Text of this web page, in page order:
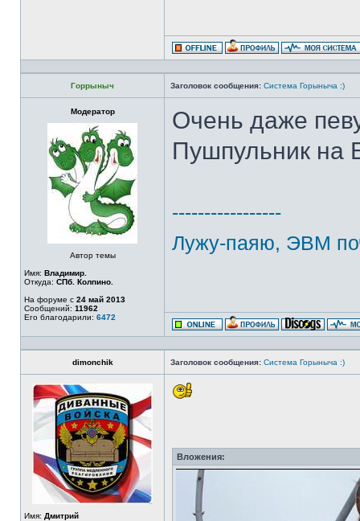
Горрыныч Заголовок сообщения: Система Горыныча :)
Модератор
Автор темы
Имя: Владимир.
Откуда: СПб. Колпино.
На форуме с 24 май 2013
Сообщений: 11962
Его благодарили: 6472
Очень даже
Пушпульник на
-----------------
Лужу-паяю, ЭВМ
dimonchik Заголовок сообщения: Система Горыныча :)
Имя: Дмитрий
Вложения: